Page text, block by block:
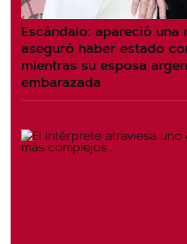
Escándalo: apareció una
aseguró haber estado
mientras su esposa
embarazada